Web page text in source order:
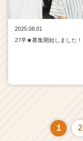
2025.08.01
27卒★募集開始しました！
1 2